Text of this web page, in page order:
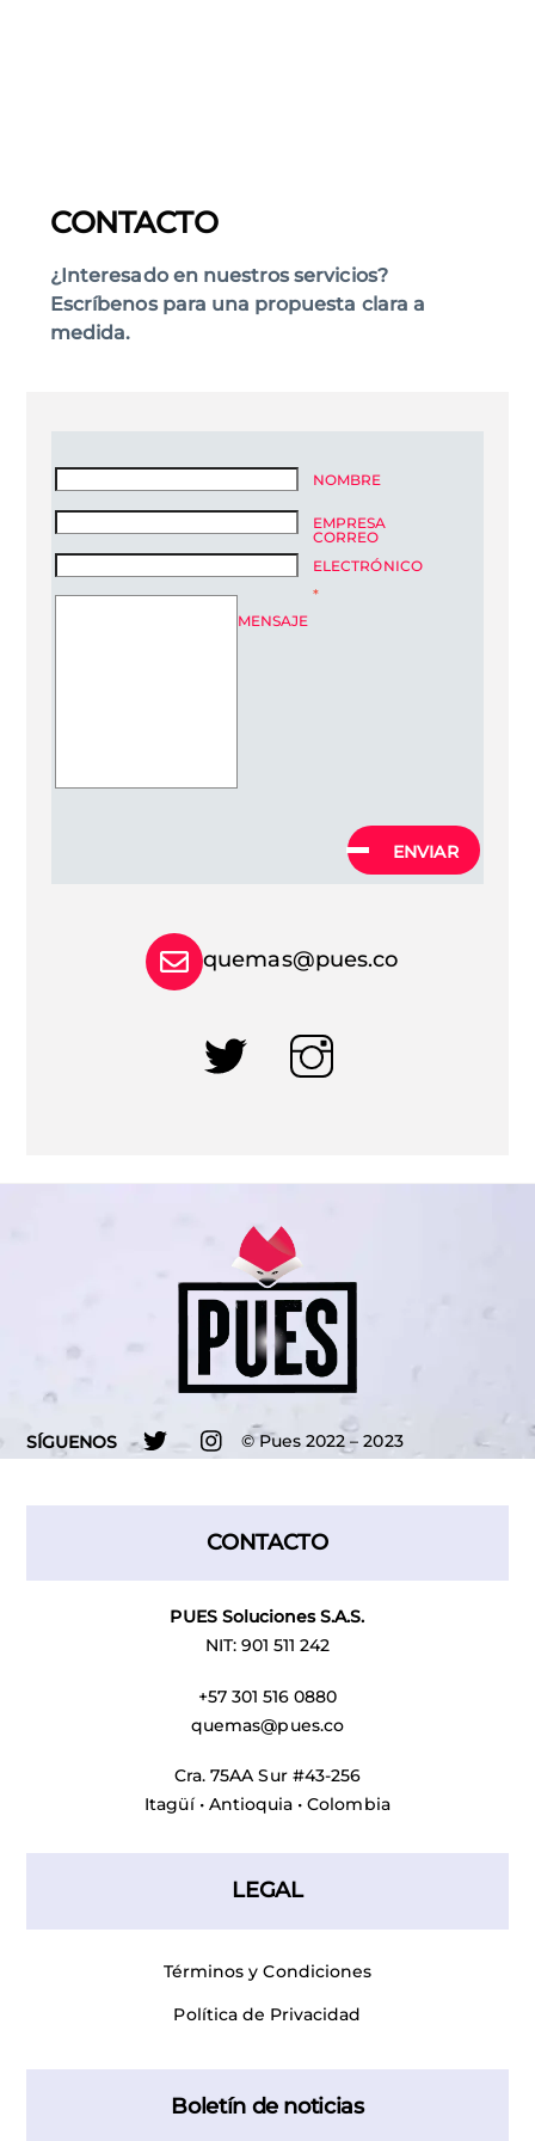
CONTACTO
¿Interesado en nuestros servicios?
Escríbenos para una propuesta clara a
medida.
NOMBRE
EMPRESA
CORREO
ELECTRÓNICO
*
MENSAJE
ENVIAR
quemas@pues.co
SÍGUENOS
Twitter Instagram
©Pues 2022 – 2023
CONTACTO
PUES Soluciones S.A.S.
NIT: 901 511 242
+57 301 516 0880
quemas@pues.co
Cra. 75AA Sur #43-256
Itagüí • Antioquia • Colombia
LEGAL
Términos y Condiciones
Política de Privacidad
Boletín de noticias